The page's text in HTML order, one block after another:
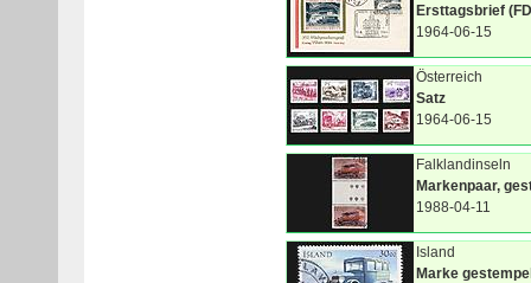
Ersttagsbrief
1964-06-15
Österreich
Satz
1964-06-15
Falklandinseln
Markenpaar,
1988-04-11
Island
Marke